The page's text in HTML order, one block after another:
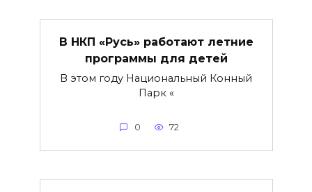
В НКП «Русь» работают летние
программы для детей
В этом году Национальный Конный
Парк «
0 72